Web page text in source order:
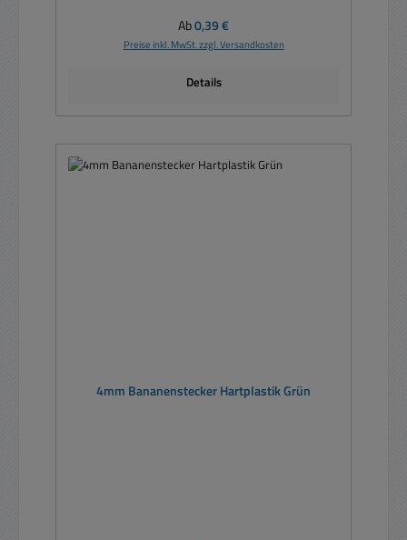
Regulärer Preis:
Ab0,39 €
Preise inkl. MwSt. zzgl. Versandkosten
Details
4mm Bananenstecker Hartplastik Grün